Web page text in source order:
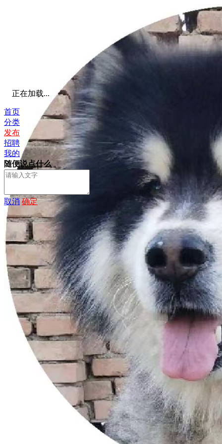
正在加载...
首页
分类
发布
招聘
我的
随便说点什么
取消 确定